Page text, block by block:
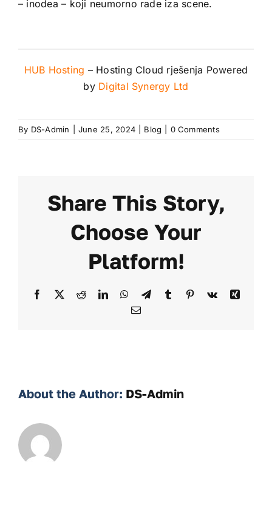
– inodea – koji neumorno rade iza scene.
HUB Hosting – Hosting Cloud rješenja Powered
by Digital Synergy Ltd
By DS-Admin June 25, 2024 Blog 0 Comments
Share This Story,
Choose Your
Platform!
Facebook
X RedditLinkedInWhatsApp
TelegramTumblr Pinterest
Vk
Xing
Email
About the Author: DS-Admin